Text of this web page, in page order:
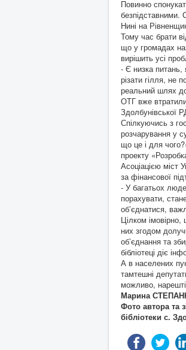
Повинно
безпідставними.
Нині на
Тому час брати
що у громадах
вирішить усі
- Є низка
різати гілля, не
реальний шлях
ОТГ вже
Здолбунівської
Спілкуючись з
розчарування у
що це і для
проекту
Асоціацією міст
за фінансової
- У багатьох
порахувати,
об’єднатися,
Цілком
них згодом
об’єднання та
бібліотеці діє
А в населених
тамтешні
можливо,
Марина
Фото автора та
бібліотеки с.